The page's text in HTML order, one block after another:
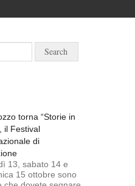
torna “Storie in
il Festival
di
13, sabato 14 e
15 ottobre sono